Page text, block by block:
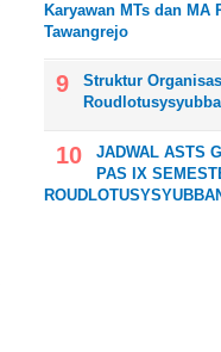
Karyawan MTs dan
Tawangrejo
Struktur
JADWAL ASTS
PAS IX